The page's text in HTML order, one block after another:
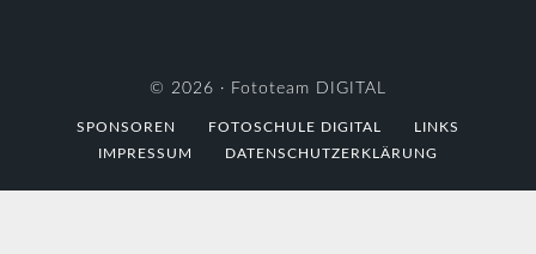
© 2026 · Fototeam DIGITAL
SPONSOREN FOTOSCHULE DIGITAL
LINKS
IMPRESSUM
DATENSCHUTZERKLÄRUNG